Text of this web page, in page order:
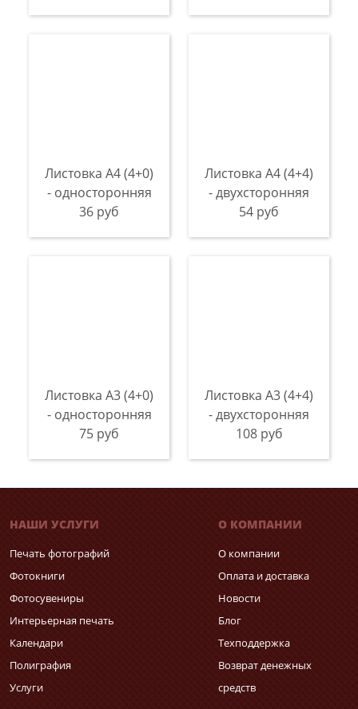
Листовка А4 (4+0)
- односторонняя
36 руб
Листовка А4 (4+4)
- двухсторонняя
54 руб
Листовка А3 (4+0)
- односторонняя
75 руб
Листовка А3 (4+4)
- двухсторонняя
108 руб
НАШИ УСЛУГИ
Печать фотографий
Фотокниги
Фотосувениры
Интерьерная печать
Календари
Полиграфия
Услуги
О КОМПАНИИ
О компании
Оплата и доставка
Новости
Блог
Техподдержка
Возврат денежных
средств